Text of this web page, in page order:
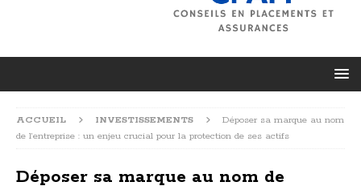
ACCUEIL INVESTISSEMENTS
Déposer sa marque au nom
de l’entreprise : un enjeu crucial pour la protection de ses actifs
Déposer sa marque au nom de